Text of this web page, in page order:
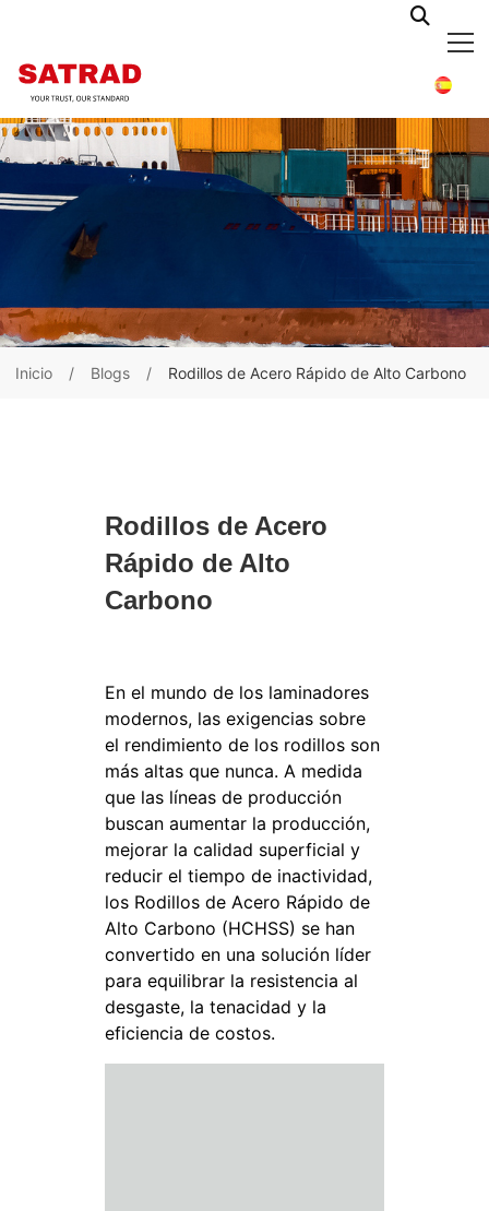
Inicio Blogs Rodillos de Acero Rápido de Alto Carbono
Rodillos de Acero
Rápido de Alto
Carbono
En el mundo de los laminadores
modernos, las exigencias sobre
el rendimiento de los rodillos son
más altas que nunca. A medida
que las líneas de producción
buscan aumentar la producción,
mejorar la calidad superficial y
reducir el tiempo de inactividad,
los Rodillos de Acero Rápido de
Alto Carbono (HCHSS) se han
convertido en una solución líder
para equilibrar la resistencia al
desgaste, la tenacidad y la
eficiencia de costos.